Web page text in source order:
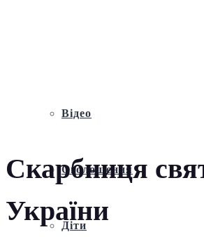
Відео
Оголошення
Діти
Скарбниця
України